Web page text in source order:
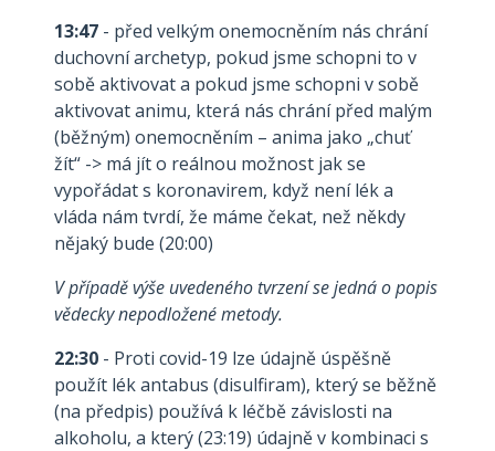
13:47 - před velkým onemocněním nás chrání
duchovní archetyp, pokud jsme schopni to v
sobě aktivovat a pokud jsme schopni v sobě
aktivovat animu, která nás chrání před malým
(běžným) onemocněním – anima jako „chuť
žít“ -> má jít o reálnou možnost jak se
vypořádat s koronavirem, když není lék a
vláda nám tvrdí, že máme čekat, než někdy
nějaký bude (20:00)
V případě výše uvedeného tvrzení se jedná o popis
vědecky nepodložené metody.
22:30 - Proti covid-19 lze údajně úspěšně
použít lék antabus (disulfiram), který se běžně
(na předpis) používá k léčbě závislosti na
alkoholu, a který (23:19) údajně v kombinaci s